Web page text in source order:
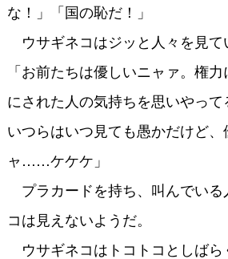
な！」「国の恥だ！」
ウサギネコはジッと人々を見て
「お前たちは優しいニャァ。権
にされた人の気持ちを思いやって
いつらはいつ見ても愚かだけど、
ャ……ケケケ」
プラカードを持ち、叫んでいる
コは見えないようだ。
ウサギネコはトコトコとしばら